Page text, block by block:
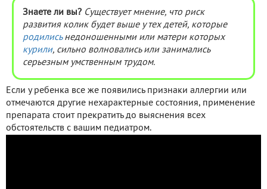
Знаете ли вы? Существует мнение, что риск
развития колик будет выше у тех детей, которые
родилисьнедоношенными или матери которых
курили, сильно волновались или занимались
серьезным умственным трудом.
Если у ребенка все же появились признаки аллергии или
отмечаются другие нехарактерные состояния, применение
препарата стоит прекратить до выяснения всех
обстоятельств с вашим педиатром.